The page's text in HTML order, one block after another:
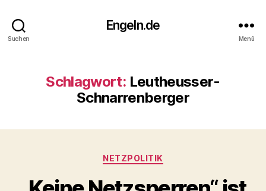
Suchen
Engeln.de
Menü
Schlagwort: Leutheusser-
Schnarrenberger
Kategorien
NETZPOLITIK